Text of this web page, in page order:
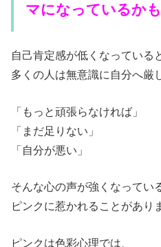
マになっているか
自己肯定感が低くなっている
多くの人は無意識に自分へ厳
「もっと頑張らなければ」
「まだ足りない」
「自分が悪い」
そんな心の声が強くなってい
ピンクに惹かれることがあり
ピンクは色彩心理では、